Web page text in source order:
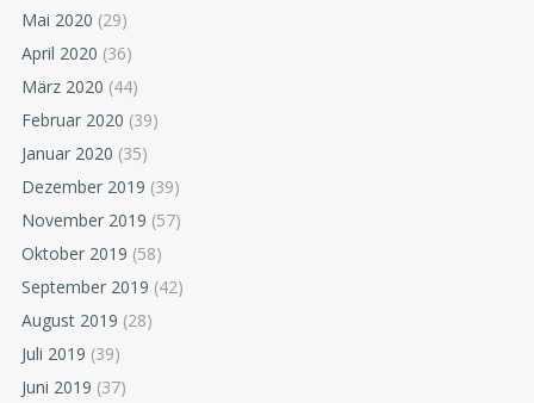
Mai 2020 (29)
April 2020 (36)
März 2020 (44)
Februar 2020 (39)
Januar 2020 (35)
Dezember 2019 (39)
November 2019 (57)
Oktober 2019 (58)
September 2019 (42)
August 2019 (28)
Juli 2019 (39)
Juni 2019 (37)